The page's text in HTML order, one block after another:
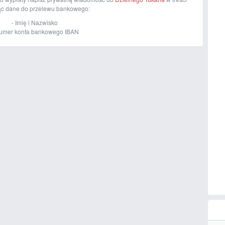
dane do przelewu bankowego:
- Imię i Nazwisko
konta bankowego IBAN